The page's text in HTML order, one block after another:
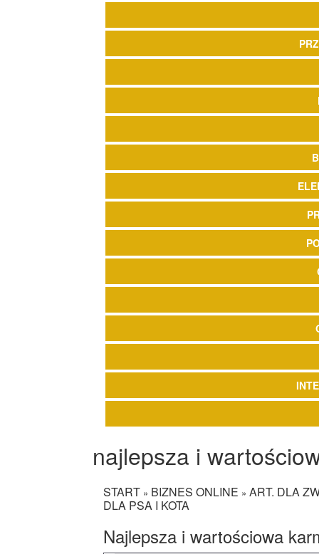
najlepsza i
START » BIZNES ONLINE » ART. DLA
DLA PSA I KOTA
Najlepsza i wartościowa